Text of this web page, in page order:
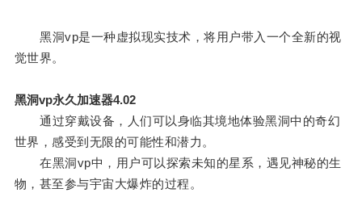
黑洞vp是一种虚拟现实技术，将用户带入一个全新的视
觉世界。
黑洞vp永久加速器4.02
通过穿戴设备，人们可以身临其境地体验黑洞中的奇幻
世界，感受到无限的可能性和潜力。
在黑洞vp中，用户可以探索未知的星系，遇见神秘的生
物，甚至参与宇宙大爆炸的过程。